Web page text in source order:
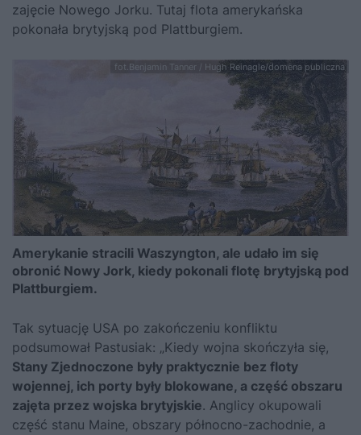
zajęcie Nowego Jorku. Tutaj flota amerykańska
pokonała brytyjską pod Plattburgiem.
fot.Benjamin Tanner / Hugh Reinagle/domena publiczna
Amerykanie stracili Waszyngton, ale udało im się
obronić Nowy Jork, kiedy pokonali flotę brytyjską pod
Plattburgiem.
Tak sytuację USA po zakończeniu konfliktu
podsumował Pastusiak: „Kiedy wojna skończyła się,
Stany Zjednoczone były praktycznie bez floty
wojennej, ich porty były blokowane, a część obszaru
zajęta przez wojska brytyjskie. Anglicy okupowali
część stanu Maine, obszary północno-zachodnie, a